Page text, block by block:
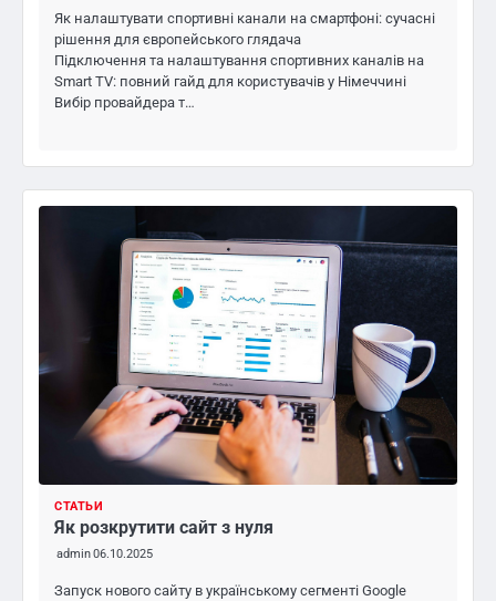
Як налаштувати спортивні канали на смартфоні: сучасні
рішення для європейського глядача
Підключення та налаштування спортивних каналів на
Smart TV: повний гайд для користувачів у Німеччині
Вибір провайдера т…
СТАТЬИ
Як розкрутити сайт з нуля
admin06.10.2025
Запуск нового сайту в українському сегменті Google